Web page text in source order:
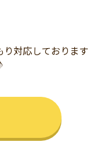
対応しております